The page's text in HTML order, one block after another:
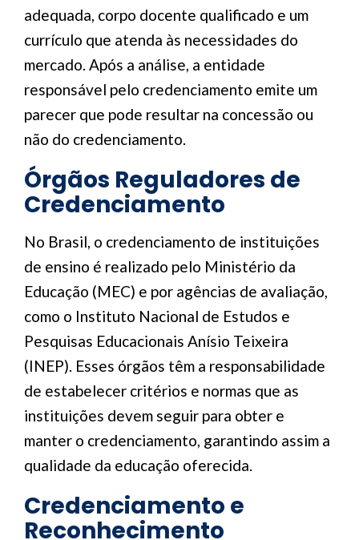
adequada, corpo docente qualificado e um
currículo que atenda às necessidades do
mercado. Após a análise, a entidade
responsável pelo credenciamento emite um
parecer que pode resultar na concessão ou
não do credenciamento.
Órgãos Reguladores de
Credenciamento
No Brasil, o credenciamento de instituições
de ensino é realizado pelo Ministério da
Educação (MEC) e por agências de avaliação,
como o Instituto Nacional de Estudos e
Pesquisas Educacionais Anísio Teixeira
(INEP). Esses órgãos têm a responsabilidade
de estabelecer critérios e normas que as
instituições devem seguir para obter e
manter o credenciamento, garantindo assim a
qualidade da educação oferecida.
Credenciamento e
Reconhecimento